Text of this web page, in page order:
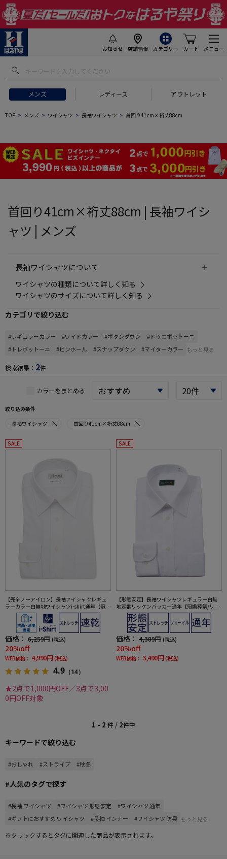
お知らせ 店舗情報 カテゴリー カート メニュー
メンズ レディース アウトレット
フトにおすすめ #セットアップ スーツ
TOP メンズ ワイシャツ 長袖ワイシャツ 首回り41cm×裄丈88cm
首回り41cm×裄丈88cm | 長袖ワイシ
ャツ | メンズ
長袖ワイシャツについて
ワイシャツの種類について詳しく知る
ワイシャツのサイズについて詳しく知る
カテゴリで絞り込む
#レギュラーカラー #ワイドカラー #ボタンダウン
#ドゥエボットーニ
#トレボットーニ
#ピンホール #スナップダウン #マイターカラー もっと見る
検索結果： 2件
カラーをまとめる
絞り込み条件
長袖ワイシャツ
首回り41cm×裄丈88cm
SALE
【完全ノーアイロン】長袖アイシャツレギュ
ラーカラー白無地ワイシャツi-shirt通年【冠婚
葬祭/リクルート使用可】
価格： 6,259円 (税込)
20%off
WEB価格： 4,990円 (税込)
4.9 （14）
★2点で1,000円OFF／3点で3,00
0円OFF対象
SALE
【形態安定】長袖ワイシャツレギュラー白無
地定番リッケンバッカー通年【冠婚葬祭/リク
ルート使用可】
価格： 4,389円 (税込)
20%off
WEB価格： 3,490円 (税込)
1 - 2 件 / 2件中
キーワードで絞り込む
#おしゃれ #ストライプ #秋冬
#人気のタグで探す
#長袖 ワイシャツ #ワイシャツ 形態安定
#ワイシャツ 通年
#ギフトにおすすめ ワイシャツ
#長袖 インナー #ワイシャツ 防臭 もっと見る
※クリックするとタグに関連した商品が表示されます。